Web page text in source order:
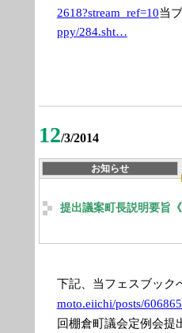
2618?stream_ref=10当
ppy/284.sht…
12/3/2014
お知らせ
提出議案町長説明要旨《
下記、当フェスブック
moto.eiichi/posts/
回棚倉町議会定例会提